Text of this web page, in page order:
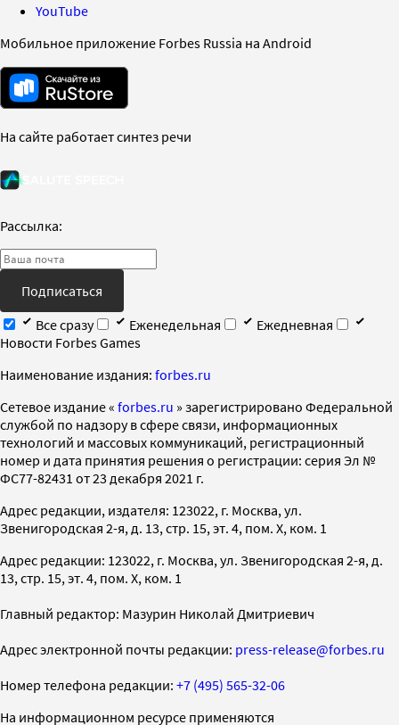
YouTube
Мобильное приложение Forbes Russia на Android
На сайте работает синтез речи
Рассылка:
Подписаться
Все сразу
Еженедельная
Ежедневная
Новости Forbes Games
Наименование издания: forbes.ru
Cетевое издание « forbes.ru » зарегистрировано Федеральной
службой по надзору в сфере связи, информационных
технологий и массовых коммуникаций, регистрационный
номер и дата принятия решения о регистрации: серия Эл №
ФС77-82431 от 23 декабря 2021 г.
Адрес редакции, издателя: 123022, г. Москва, ул.
Звенигородская 2-я, д. 13, стр. 15, эт. 4, пом. X, ком. 1
Адрес редакции: 123022, г. Москва, ул. Звенигородская 2-я, д.
13, стр. 15, эт. 4, пом. X, ком. 1
Главный редактор: Мазурин Николай Дмитриевич
Адрес электронной почты редакции: press-release@forbes.ru
Номер телефона редакции: +7 (495) 565-32-06
На информационном ресурсе применяются